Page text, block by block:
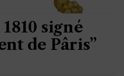
signé
de Pâris”